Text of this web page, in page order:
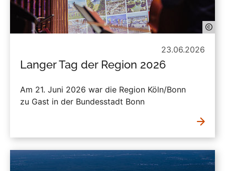
23.06.2026
Langer Tag der Region 2026
Am 21. Juni 2026 war die Region Köln/Bonn
zu Gast in der Bundesstadt Bonn